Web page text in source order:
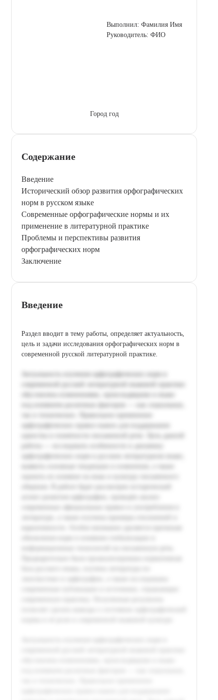
Выполнил: Фамилия Имя
Руководитель: ФИО
Город год
Содержание
Введение
Исторический обзор развития орфографических
норм в русском языке
Современные орфографические нормы и их
применение в литературной практике
Проблемы и перспективы развития
орфографических норм
Заключение
Введение
Раздел вводит в тему работы, определяет актуальность,
цель и задачи исследования орфографических норм в
современной русской литературной практике.